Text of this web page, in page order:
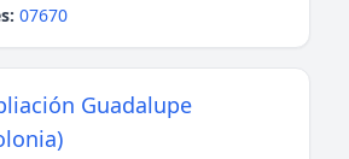
07670
Guadalupe